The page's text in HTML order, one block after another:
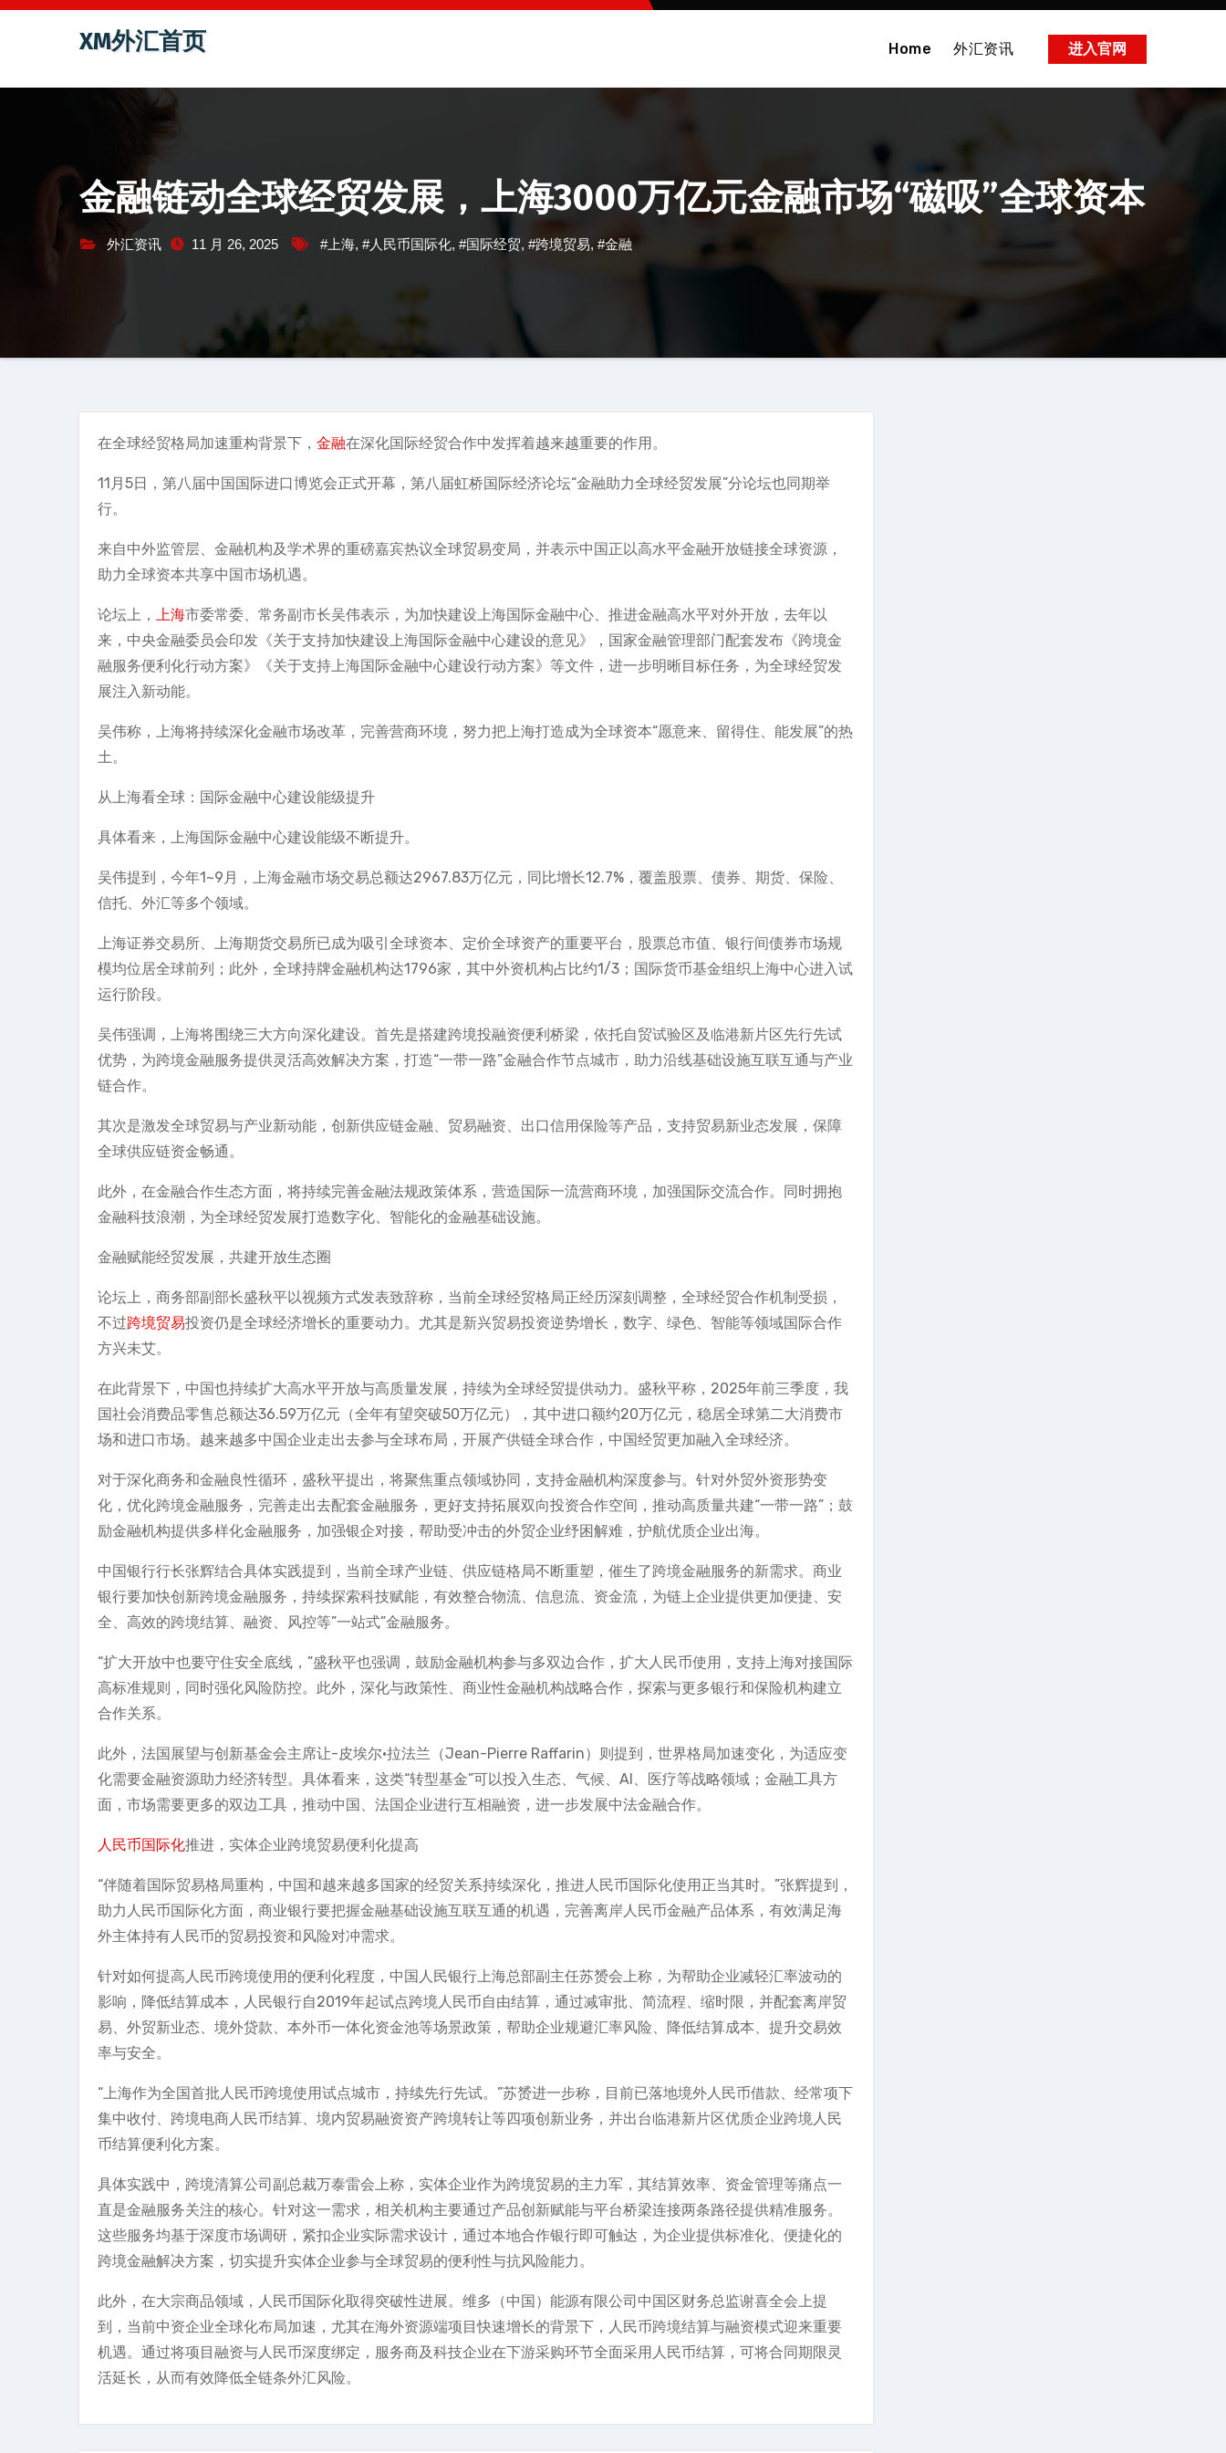
跳
容
XM外汇首页 Home 外汇资讯 进入官网
金融链动全球经贸发展，上海3000万亿元金融市场“磁吸”全球资本
外汇资讯 11 月 26, 2025 #上海, #人民币国际化, #国际经贸, #跨境贸易, #金融
在全球经贸格局加速重构背景下， 金融在深化国际经贸合作中发挥着越来越重要的作用。
11月5日，第八届中国国际进口博览会正式开幕，第八届虹桥国际经济论坛“金融助力全球经贸发展”分论坛也同期举
行。
来自中外监管层、金融机构及学术界的重磅嘉宾热议全球贸易变局，并表示中国正以高水平金融开放链接全球资源，
助力全球资本共享中国市场机遇。
论坛上， 上海市委常委、常务副市长吴伟表示，为加快建设上海国际金融中心、推进金融高水平对外开放，去年以
来，中央金融委员会印发《关于支持加快建设上海国际金融中心建设的意见》，国家金融管理部门配套发布《跨境金
融服务便利化行动方案》《关于支持上海国际金融中心建设行动方案》等文件，进一步明晰目标任务，为全球经贸发
展注入新动能。
吴伟称，上海将持续深化金融市场改革，完善营商环境，努力把上海打造成为全球资本“愿意来、留得住、能发展”的热
土。
从上海看全球：国际金融中心建设能级提升
具体看来，上海国际金融中心建设能级不断提升。
吴伟提到，今年1~9月，上海金融市场交易总额达2967.83万亿元，同比增长12.7%，覆盖股票、债券、期货、保险、
信托、外汇等多个领域。
上海证券交易所、上海期货交易所已成为吸引全球资本、定价全球资产的重要平台，股票总市值、银行间债券市场规
模均位居全球前列；此外，全球持牌金融机构达1796家，其中外资机构占比约1/3；国际货币基金组织上海中心进入试
运行阶段。
吴伟强调，上海将围绕三大方向深化建设。首先是搭建跨境投融资便利桥梁，依托自贸试验区及临港新片区先行先试
优势，为跨境金融服务提供灵活高效解决方案，打造“一带一路”金融合作节点城市，助力沿线基础设施互联互通与产业
链合作。
其次是激发全球贸易与产业新动能，创新供应链金融、贸易融资、出口信用保险等产品，支持贸易新业态发展，保障
全球供应链资金畅通。
此外，在金融合作生态方面，将持续完善金融法规政策体系，营造国际一流营商环境，加强国际交流合作。同时拥抱
金融科技浪潮，为全球经贸发展打造数字化、智能化的金融基础设施。
金融赋能经贸发展，共建开放生态圈
论坛上，商务部副部长盛秋平以视频方式发表致辞称，当前全球经贸格局正经历深刻调整，全球经贸合作机制受损，
不过跨境贸易投资仍是全球经济增长的重要动力。尤其是新兴贸易投资逆势增长，数字、绿色、智能等领域国际合作
方兴未艾。
在此背景下，中国也持续扩大高水平开放与高质量发展，持续为全球经贸提供动力。盛秋平称，2025年前三季度，我
国社会消费品零售总额达36.59万亿元（全年有望突破50万亿元），其中进口额约20万亿元，稳居全球第二大消费市
场和进口市场。越来越多中国企业走出去参与全球布局，开展产供链全球合作，中国经贸更加融入全球经济。
对于深化商务和金融良性循环，盛秋平提出，将聚焦重点领域协同，支持金融机构深度参与。针对外贸外资形势变
化，优化跨境金融服务，完善走出去配套金融服务，更好支持拓展双向投资合作空间，推动高质量共建“一带一路”；鼓
励金融机构提供多样化金融服务，加强银企对接，帮助受冲击的外贸企业纾困解难，护航优质企业出海。
中国银行行长张辉结合具体实践提到，当前全球产业链、供应链格局不断重塑，催生了跨境金融服务的新需求。商业
银行要加快创新跨境金融服务，持续探索科技赋能，有效整合物流、信息流、资金流，为链上企业提供更加便捷、安
全、高效的跨境结算、融资、风控等”一站式”金融服务。
“扩大开放中也要守住安全底线，”盛秋平也强调，鼓励金融机构参与多双边合作，扩大人民币使用，支持上海对接国际
高标准规则，同时强化风险防控。此外，深化与政策性、商业性金融机构战略合作，探索与更多银行和保险机构建立
合作关系。
此外，法国展望与创新基金会主席让-皮埃尔·拉法兰（Jean-Pierre Raffarin）则提到，世界格局加速变化，为适应变
化需要金融资源助力经济转型。具体看来，这类“转型基金”可以投入生态、气候、AI、医疗等战略领域；金融工具方
面，市场需要更多的双边工具，推动中国、法国企业进行互相融资，进一步发展中法金融合作。
人民币国际化推进，实体企业跨境贸易便利化提高
“伴随着国际贸易格局重构，中国和越来越多国家的经贸关系持续深化，推进人民币国际化使用正当其时。”张辉提到，
助力人民币国际化方面，商业银行要把握金融基础设施互联互通的机遇，完善离岸人民币金融产品体系，有效满足海
外主体持有人民币的贸易投资和风险对冲需求。
针对如何提高人民币跨境使用的便利化程度，中国人民银行上海总部副主任苏赟会上称，为帮助企业减轻汇率波动的
影响，降低结算成本，人民银行自2019年起试点跨境人民币自由结算，通过减审批、简流程、缩时限，并配套离岸贸
易、外贸新业态、境外贷款、本外币一体化资金池等场景政策，帮助企业规避汇率风险、降低结算成本、提升交易效
率与安全。
“上海作为全国首批人民币跨境使用试点城市，持续先行先试。”苏赟进一步称，目前已落地境外人民币借款、经常项下
集中收付、跨境电商人民币结算、境内贸易融资资产跨境转让等四项创新业务，并出台临港新片区优质企业跨境人民
币结算便利化方案。
具体实践中，跨境清算公司副总裁万泰雷会上称，实体企业作为跨境贸易的主力军，其结算效率、资金管理等痛点一
直是金融服务关注的核心。针对这一需求，相关机构主要通过产品创新赋能与平台桥梁连接两条路径提供精准服务。
这些服务均基于深度市场调研，紧扣企业实际需求设计，通过本地合作银行即可触达，为企业提供标准化、便捷化的
跨境金融解决方案，切实提升实体企业参与全球贸易的便利性与抗风险能力。
此外，在大宗商品领域，人民币国际化取得突破性进展。维多（中国）能源有限公司中国区财务总监谢喜全会上提
到，当前中资企业全球化布局加速，尤其在海外资源端项目快速增长的背景下，人民币跨境结算与融资模式迎来重要
机遇。通过将项目融资与人民币深度绑定，服务商及科技企业在下游采购环节全面采用人民币结算，可将合同期限灵
活延长，从而有效降低全链条外汇风险。